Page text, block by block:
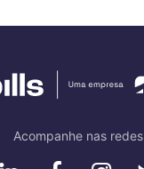
Acompanhe nas redes